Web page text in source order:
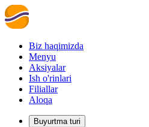
Biz haqimizda
Menyu
Aksiyalar
Ish o'rinlari
Filiallar
Aloqa
Buyurtma turi